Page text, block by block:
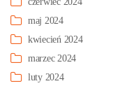
maj 2024
kwiecień 2024
marzec 2024
luty 2024